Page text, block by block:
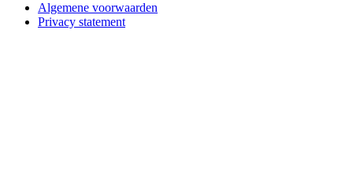
Algemene voorwaarden
Privacy statement